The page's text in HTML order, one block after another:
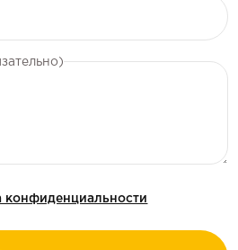
конфиденциальности